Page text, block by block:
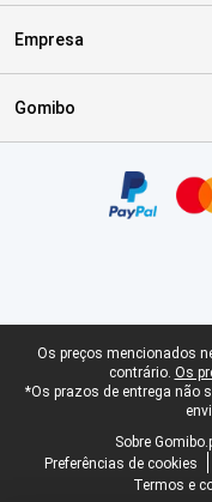
Empresa
Gomibo
Rodapé legal
Os preços mencionados
contrário. Os
*Os prazos de entrega não
Sobre
Preferências de cookies
Termos e